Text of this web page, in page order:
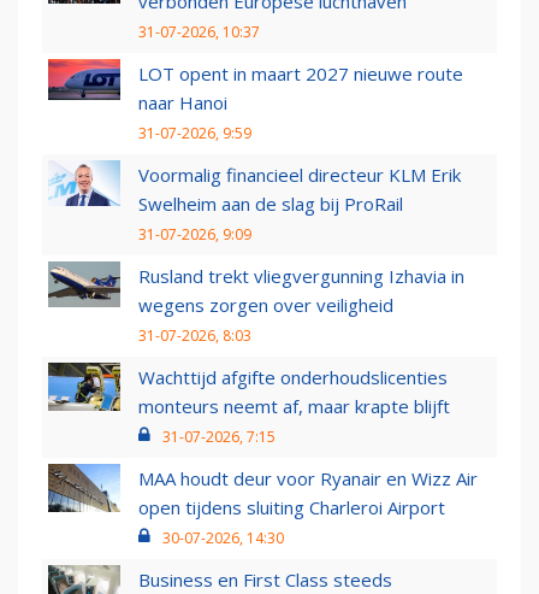
31-07-2026, 10:37
LOT opent in maart 2027 nieuwe route
naar Hanoi
31-07-2026, 9:59
Voormalig financieel directeur KLM Erik
Swelheim aan de slag bij ProRail
31-07-2026, 9:09
Rusland trekt vliegvergunning Izhavia in
wegens zorgen over veiligheid
31-07-2026, 8:03
Wachttijd afgifte onderhoudslicenties
monteurs neemt af, maar krapte blijft
31-07-2026, 7:15
MAA houdt deur voor Ryanair en Wizz Air
open tijdens sluiting Charleroi Airport
30-07-2026, 14:30
Business en First Class steeds